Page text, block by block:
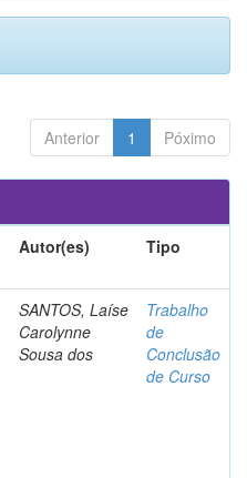
Anterior 1 Póximo
Autor(es) Tipo
SANTOS, Laíse
Carolynne
Sousa dos
Trabalho
de
Conclusão
de Curso